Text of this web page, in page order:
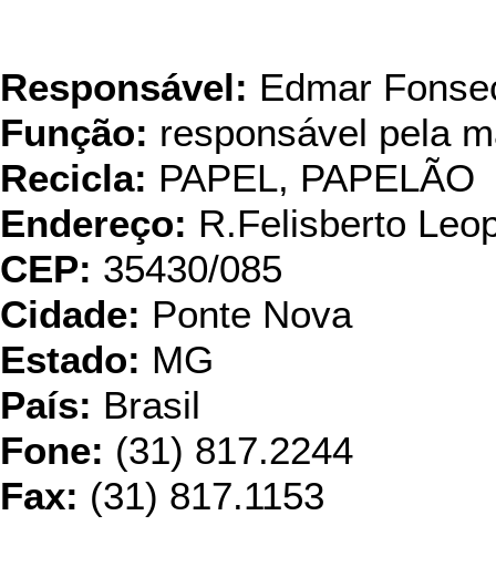
Responsável: Edmar
Função: responsável pela
Recicla: PAPEL, PAPELÃO
Endereço: R.Felisberto
CEP: 35430/085
Cidade: Ponte Nova
Estado: MG
País: Brasil
Fone: (31) 817.2244
Fax: (31) 817.1153